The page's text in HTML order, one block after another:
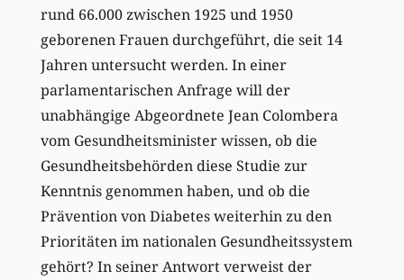
rund 66.000 zwischen 1925 und 1950
geborenen Frauen durchgeführt, die seit 14
Jahren untersucht werden. In einer
parlamentarischen Anfrage will der
unabhängige Abgeordnete Jean Colombera
vom Gesundheitsminister wissen, ob die
Gesundheitsbehörden diese Studie zur
Kenntnis genommen haben, und ob die
Prävention von Diabetes weiterhin zu den
Prioritäten im nationalen Gesundheitssystem
gehört? In seiner Antwort verweist der